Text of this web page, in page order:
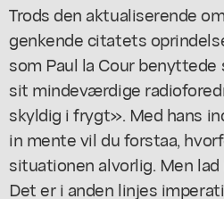
Trods den aktualiserende
genkende citatets
som Paul la Cour
sit mindeværdige
skyldig i frygt». Med hans
in mente vil du forstaa,
situationen alvorlig. Men
Det er i anden linjes